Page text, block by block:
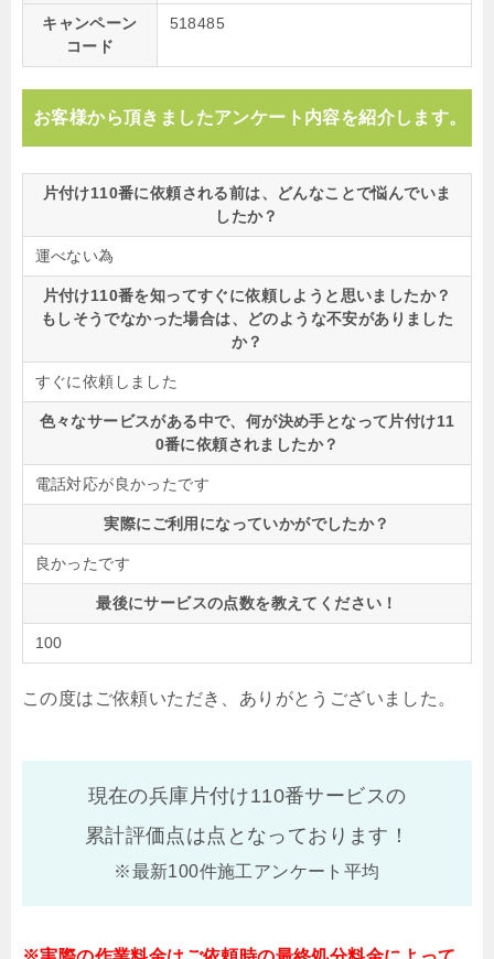
キャンペーン
コード
518485
お客様から頂きましたアンケート内容を紹介します。
片付け110番に依頼される前は、どんなことで悩んでいま
したか？
運べない為
片付け110番を知ってすぐに依頼しようと思いましたか？
もしそうでなかった場合は、どのような不安がありました
か？
すぐに依頼しました
色々なサービスがある中で、何が決め手となって片付け11
0番に依頼されましたか？
電話対応が良かったです
実際にご利用になっていかがでしたか？
良かったです
最後にサービスの点数を教えてください！
100
この度はご依頼いただき、ありがとうございました。
現在の兵庫片付け110番サービスの
累計評価点は点となっております！
※最新100件施工アンケート平均